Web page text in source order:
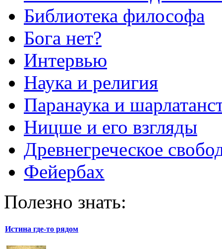
Библиотека философа
Бога нет?
Интервью
Наука и религия
Паранаука и
Ницше и его взгляды
Древнегреческое
Фейербах
Полезно знать:
Истина где-то рядом